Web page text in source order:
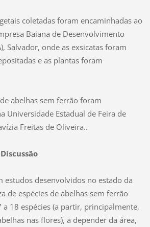
coletadas foram encaminhadas ao
Baiana de Desenvolvimento
Salvador, onde as exsicatas foram
e as plantas foram
abelhas sem ferrão foram
Universidade Estadual de Feira de
Freitas de Oliveira..
estudos desenvolvidos no estado da
de espécies de abelhas sem ferrão
a 18 espécies (a partir, principalmente,
nas flores), a depender da área,